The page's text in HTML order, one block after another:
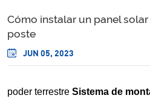
Cómo instalar un panel
poste
JUN 05, 2023
poder terrestre Sistema de